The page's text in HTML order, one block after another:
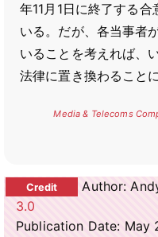
年11月1日に終了する
いる。だが、各当事者
いることを考えれば、
法律に置き換わること
Media & Telecoms
Author:
3.0
Publication Date: May